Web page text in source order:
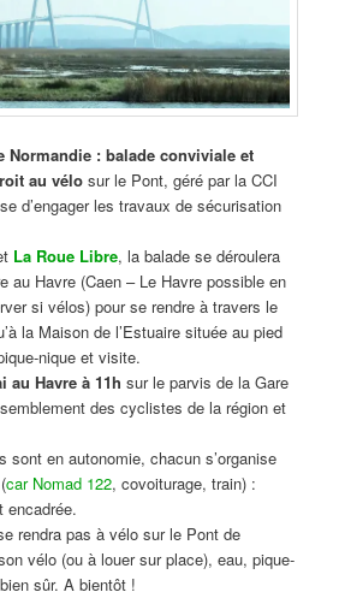
Normandie : balade conviviale et
au vélo sur le Pont, géré par la CCI
d’engager les travaux de sécurisation
La Roue Libre, la balade se déroulera
au Havre (Caen – Le Havre possible en
si vélos) pour se rendre à travers le
la Maison de l’Estuaire située au pied
nique et visite.
au Havre à 11h sur le parvis de la Gare
des cyclistes de la région et
sont en autonomie, chacun s’organise
car Nomad 122, covoiturage, train) :
encadrée.
rendra pas à vélo sur le Pont de
vélo (ou à louer sur place), eau, pique-
sûr. A bientôt !